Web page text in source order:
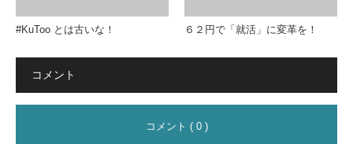
#KuToo とは古いな！ ６２円で「就活」に変革を！
コメント
コメント ( 0 )